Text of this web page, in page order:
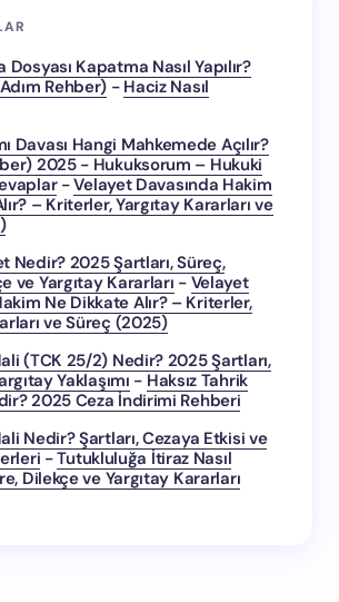
Kapatma Nasıl Yapılır?
Rehber) - Haciz Nasıl
Davası Hangi Mahkemede Açılır?
2025 - Hukuksorum – Hukuki
-Velayet Davasında Hakim
– Kriterler, Yargıtay Kararları ve
Nedir? 2025 Şartları, Süreç,
ve Yargıtay Kararları - Velayet
Ne Dikkate Alır? – Kriterler,
ve Süreç (2025)
(TCK 25/2) Nedir? 2025 Şartları,
Yaklaşımı - Haksız Tahrik
2025 Ceza İndirimi Rehberi
Nedir? Şartları, Cezaya Etkisi ve
-Tutukluluğa İtiraz Nasıl
Dilekçe ve Yargıtay Kararları